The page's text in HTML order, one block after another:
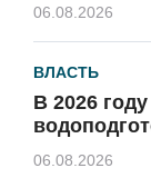
06.08.2026
ВЛАСТЬ
В 2026
06.08.2026